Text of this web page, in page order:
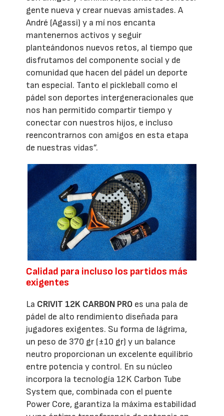
gente nueva y crear nuevas amistades. A
André (Agassi) y a mí nos encanta
mantenernos activos y seguir
planteándonos nuevos retos, al tiempo que
disfrutamos del componente social y de
comunidad que hacen del pádel un deporte
tan especial. Tanto el pickleball como el
pádel son deportes intergeneracionales que
nos han permitido compartir tiempo y
conectar con nuestros hijos, e incluso
reencontrarnos con amigos en esta etapa
de nuestras vidas”.
Calidad para incluso los partidos más
exigentes
La CRIVIT 12K CARBON PRO es una pala de
pádel de alto rendimiento diseñada para
jugadores exigentes. Su forma de lágrima,
un peso de 370 gr (±10 gr) y un balance
neutro proporcionan un excelente equilibrio
entre potencia y control. En su núcleo
incorpora la tecnología 12K Carbon Tube
System que, combinada con el puente
Power Core, garantiza la máxima estabilidad